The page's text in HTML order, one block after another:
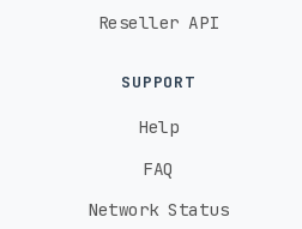
Reseller API
SUPPORT
Help
FAQ
Network Status